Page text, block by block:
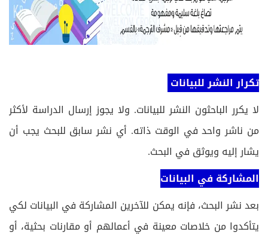
تكرار النشر للبيانات
لا يكرر الباحثون النشر للبيانات. ولا يجوز إرسال الدراسة لأكثر
من ناشر واحد في الوقت ذاته. أي نشر سابق للبحث يجب أن
يشار إليه ويوثق في البحث.
المشاركة في البيانات
بعد نشر البحث، فإنه يمكن للآخرين المشاركة في البيانات لكي
يتأكدوا من خلاصات معينة في أعمالهم أو مقارنات بحثية، أو